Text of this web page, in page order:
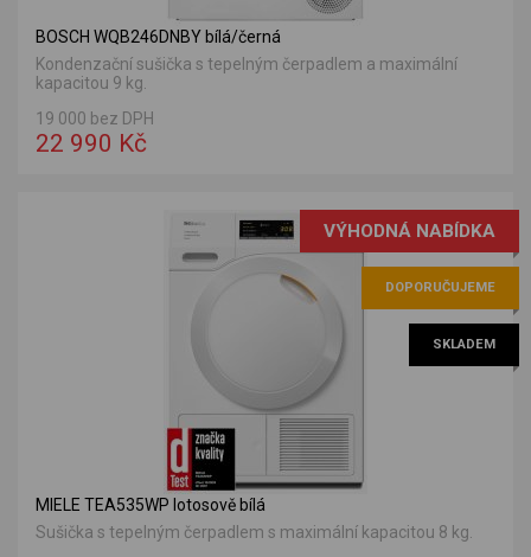
BOSCH WQB246DNBY bílá/černá
Kondenzační sušička s tepelným čerpadlem a maximální
kapacitou 9 kg.
19 000 bez DPH
22 990 Kč
VÝHODNÁ NABÍDKA
DOPORUČUJEME
SKLADEM
MIELE TEA535WP lotosově bílá
Sušička s tepelným čerpadlem s maximální kapacitou 8 kg.